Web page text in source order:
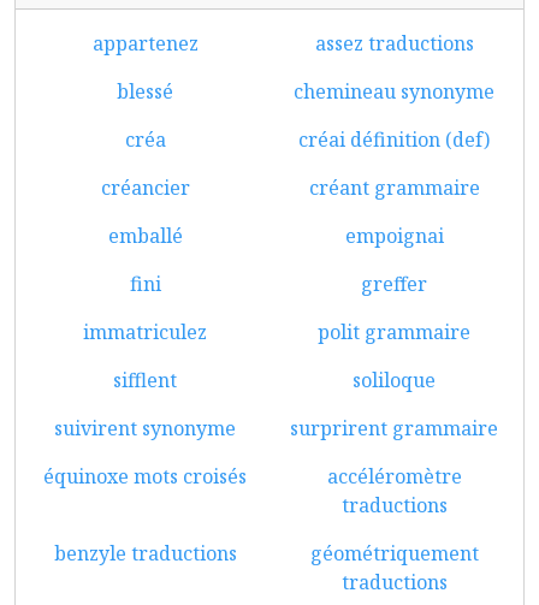
appartenez
assez traductions
blessé
chemineau synonyme
créa
créai définition (def)
créancier
créant grammaire
emballé
empoignai
fini
greffer
immatriculez
polit grammaire
sifflent
soliloque
suivirent synonyme
surprirent grammaire
équinoxe mots croisés
accéléromètre
traductions
benzyle traductions
géométriquement
traductions